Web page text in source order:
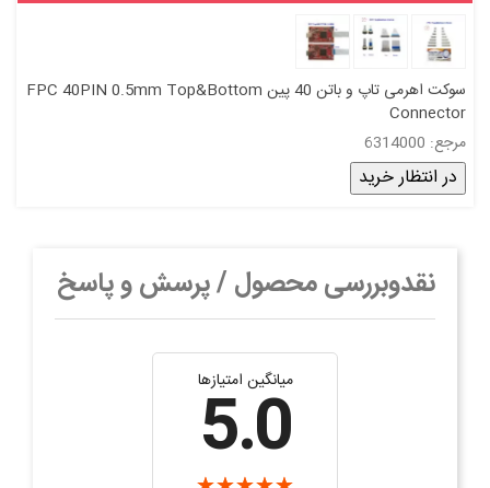
سوکت اهرمی تاپ و باتن 40 پین FPC 40PIN 0.5mm Top&Bottom
Connector
مرجع: 6314000
در انتظار خرید
نقدوبررسی محصول / پرسش و پاسخ
میانگین امتیازها
5.0